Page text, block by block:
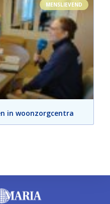
MENSLIEVEND
in woonzorgcentra